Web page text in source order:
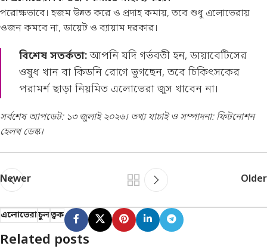
পরোক্ষভাবে। হজম উন্নত করে ও প্রদাহ কমায়, তবে শুধু এলোভেরায়
ওজন কমবে না, ডায়েট ও ব্যায়াম দরকার।
বিশেষ সতর্কতা:আপনি যদি গর্ভবতী হন, ডায়াবেটিসের
ওষুধ খান বা কিডনি রোগে ভুগছেন, তবে চিকিৎসকের
পরামর্শ ছাড়া নিয়মিত এলোভেরা জুস খাবেন না।
সর্বশেষ আপডেট: ১৩ জুলাই ২০২৬। তথ্য যাচাই ও সম্পাদনা: ফিটনোশন
হেলথ ডেস্ক।
Newer Older
এলোভেরাচুলত্বক
Related posts